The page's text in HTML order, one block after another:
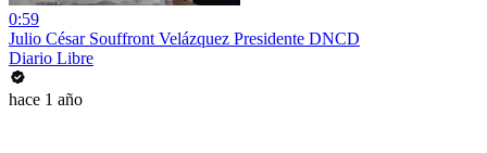
0:59
Julio César Souffront Velázquez Presidente DNCD
Diario Libre
hace 1 año